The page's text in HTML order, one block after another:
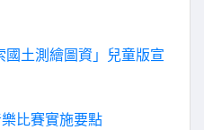
國土測繪圖資」兒童版宣
比賽實施要點